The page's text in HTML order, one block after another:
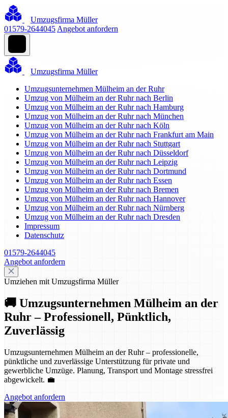
Umzugsfirma Müller
01579-2644045 Angebot anfordern
Umzugsfirma Müller
Umzugsunternehmen Mülheim an der Ruhr
Umzug von Mülheim an der Ruhr nach Berlin
Umzug von Mülheim an der Ruhr nach Hamburg
Umzug von Mülheim an der Ruhr nach München
Umzug von Mülheim an der Ruhr nach Köln
Umzug von Mülheim an der Ruhr nach Frankfurt am Main
Umzug von Mülheim an der Ruhr nach Stuttgart
Umzug von Mülheim an der Ruhr nach Düsseldorf
Umzug von Mülheim an der Ruhr nach Leipzig
Umzug von Mülheim an der Ruhr nach Dortmund
Umzug von Mülheim an der Ruhr nach Essen
Umzug von Mülheim an der Ruhr nach Bremen
Umzug von Mülheim an der Ruhr nach Hannover
Umzug von Mülheim an der Ruhr nach Nürnberg
Umzug von Mülheim an der Ruhr nach Dresden
Impressum
Datenschutz
01579-2644045
Angebot anfordern
Umziehen mit Umzugsfirma Müller
🚚 Umzugsunternehmen Mülheim an der
Ruhr – Professionell, Pünktlich,
Zuverlässig
Umzugsunternehmen Mülheim an der Ruhr – professionelle,
pünktliche und zuverlässige Unterstützung für private und
gewerbliche Umzüge. Planung, Transport und Montage stressfrei
abgewickelt. 💼
Angebot anfordern